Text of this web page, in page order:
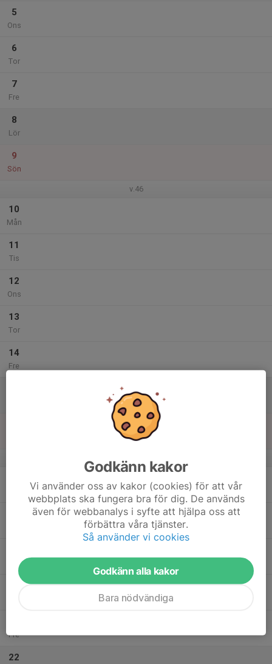
5
Ons
6
Tor
7
Fre
8
Lör
9
Sön
v.46
10
Mån
11
Tis
12
Ons
13
Tor
14
Fre
Ons
Fre
22
Godkänn kakor
Vi använder oss av kakor (cookies) för att vår
webbplats ska fungera bra för dig. De används
även för webbanalys i syfte att hjälpa oss att
förbättra våra tjänster.
Så använder vi cookies
Godkänn alla kakor
Bara nödvändiga